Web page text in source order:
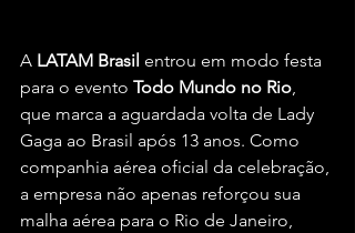
A LATAM Brasil entrou em modo festa
para o evento Todo Mundo no Rio
que marca a aguardada volta de Lady
Gaga ao Brasil após 13 anos. Como
companhia aérea oficial da celebração,
a empresa não apenas reforçou sua
malha aérea para o Rio de Janeiro,